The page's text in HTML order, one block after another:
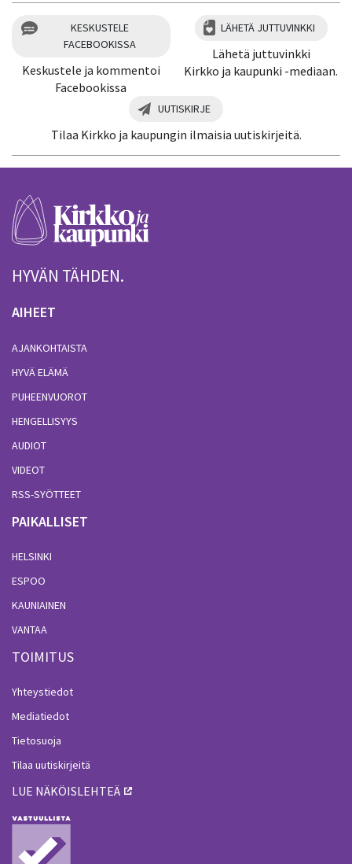
KESKUSTELE
FACEBOOKISSA
Keskustele ja kommentoi
Facebookissa
LÄHETÄ JUTTUVINKKI
Lähetä juttuvinkki
Kirkko ja kaupunki -mediaan.
UUTISKIRJE
Tilaa Kirkko ja kaupungin ilmaisia uutiskirjeitä.
HYVÄN TÄHDEN.
AIHEET
AJANKOHTAISTA
HYVÄ ELÄMÄ
PUHEENVUOROT
HENGELLISYYS
AUDIOT
VIDEOT
RSS-SYÖTTEET
PAIKALLISET
HELSINKI
ESPOO
KAUNIAINEN
VANTAA
TOIMITUS
Yhteystiedot
Mediatiedot
Tietosuoja
Tilaa uutiskirjeitä
LUE NÄKÖISLEHTEÄ